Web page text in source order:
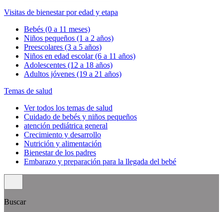
Visitas de bienestar por edad y etapa
Bebés (0 a 11 meses)
Niños pequeños (1 a 2 años)
Preescolares (3 a 5 años)
Niños en edad escolar (6 a 11 años)
Adolescentes (12 a 18 años)
Adultos jóvenes (19 a 21 años)
Temas de salud
Ver todos los temas de salud
Cuidado de bebés y niños pequeños
atención pediátrica general
Crecimiento y desarrollo
Nutrición y alimentación
Bienestar de los padres
Embarazo y preparación para la llegada del bebé
Buscar